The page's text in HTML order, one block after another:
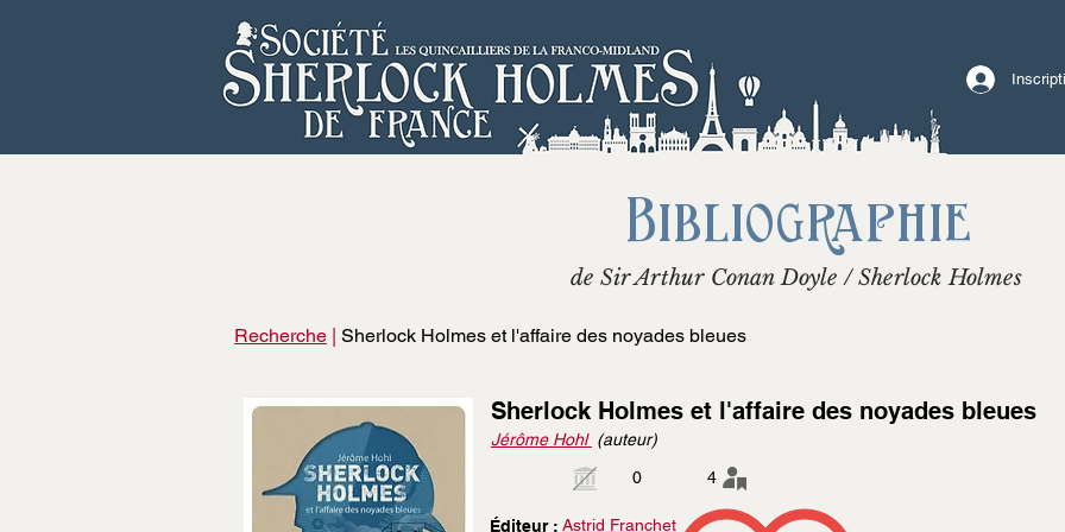
Bibliographie
de Sir Arthur Conan Doyle / Sherlock Holmes
Recherche | Sherlock Holmes et l'affaire des noyades bleues
Sherlock Holmes et l'affaire des noyades bleues
Jérôme Hohl (auteur)
0
4
Éditeur : Astrid Franchet